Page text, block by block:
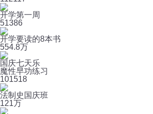
开学第一周
51386
开学要读的8本书
554.8万
国庆七天乐
魔性早功练习
101518
法制史国庆班
121万